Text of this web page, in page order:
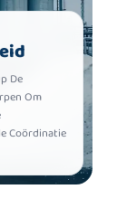
De
Om
Coördinatie